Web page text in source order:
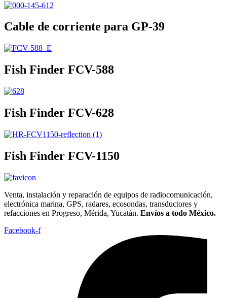
Cable de corriente para GP-39
Fish Finder FCV-588
Fish Finder FCV-628
Fish Finder FCV-1150
Venta, instalación y reparación de equipos de radiocomunicación,
electrónica marina, GPS, radares, ecosondas, transductores y
refacciones en Progreso, Mérida, Yucatán. Envíos a todo México.
Facebook-f